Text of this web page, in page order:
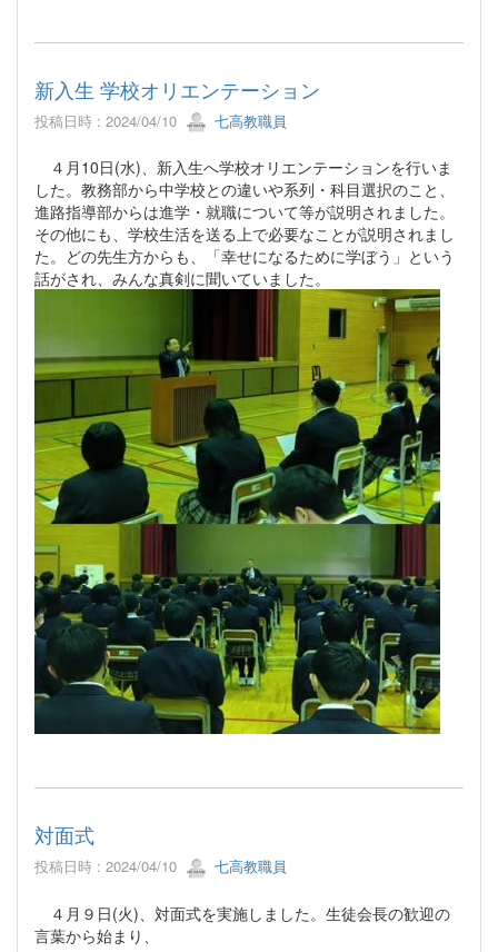
新入生 学校オリエンテーション
投稿日時 : 2024/04/10 七高教職員
４月10日(水)、新入生へ学校オリエンテーションを行いま
した。教務部から中学校との違いや系列・科目選択のこと、
進路指導部からは進学・就職について等が説明されました。
その他にも、学校生活を送る上で必要なことが説明されまし
た。どの先生方からも、「幸せになるために学ぼう」という
話がされ、みんな真剣に聞いていました。
対面式
投稿日時 : 2024/04/10 七高教職員
４月９日(火)、対面式を実施しました。生徒会長の歓迎の
言葉から始まり、